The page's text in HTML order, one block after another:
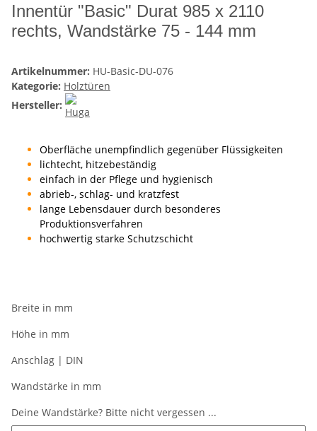
Innentür "Basic" Durat 985 x 2110
rechts, Wandstärke 75 - 144 mm
Artikelnummer: HU-Basic-DU-076
Kategorie: Holztüren
Hersteller:
Oberfläche unempfindlich gegenüber Flüssigkeiten
lichtecht, hitzebeständig
einfach in der Pflege und hygienisch
abrieb-, schlag- und kratzfest
lange Lebensdauer durch besonderes
Produktionsverfahren
hochwertig starke Schutzschicht
Breite in mm
Höhe in mm
Anschlag | DIN
Wandstärke in mm
Deine Wandstärke? Bitte nicht vergessen ...